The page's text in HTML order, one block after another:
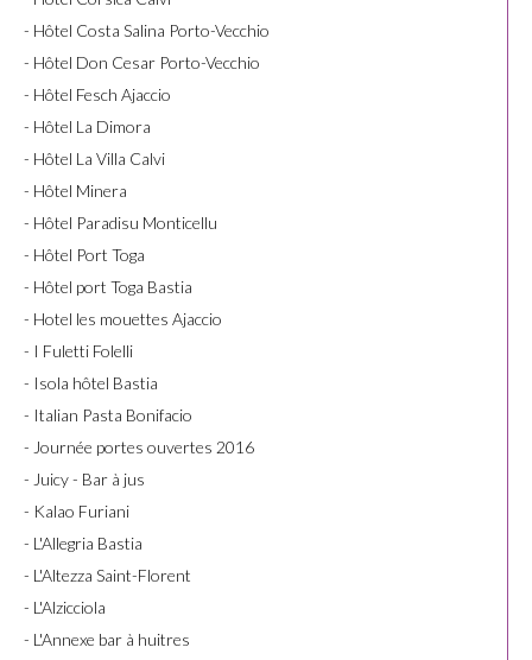
- Hôtel Costa Salina Porto-Vecchio
- Hôtel Don Cesar Porto-Vecchio
- Hôtel Fesch Ajaccio
- Hôtel La Dimora
- Hôtel La Villa Calvi
- Hôtel Minera
- Hôtel Paradisu Monticellu
- Hôtel Port Toga
- Hôtel port Toga Bastia
- Hotel les mouettes Ajaccio
- I Fuletti Folelli
- Isola hôtel Bastia
- Italian Pasta Bonifacio
- Journée portes ouvertes 2016
- Juicy - Bar à jus
- Kalao Furiani
- L'Allegria Bastia
- L'Altezza Saint-Florent
- L'Alzicciola
- L'Annexe bar à huitres